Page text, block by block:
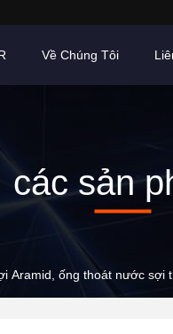
Về Chúng Tôi
các sản
Aramid, ống thoát nước sợi